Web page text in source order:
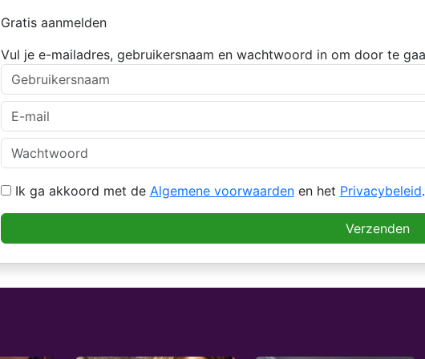
Gratis aanmelden
Vul je e-mailadres, gebruikersnaam en wachtwoord in om door te
Ik ga akkoord met de Algemene voorwaardenen het Privacybeleid.
Verzenden